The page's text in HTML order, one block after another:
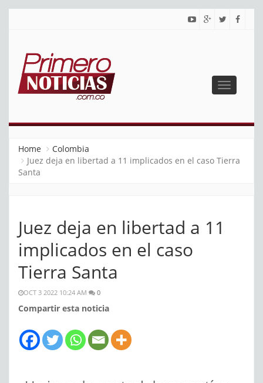
Toggle
Home
Colombia
Juez deja en libertad a 11 implicados en el caso Tierra
Santa
Juez deja en libertad a 11
implicados en el caso
Tierra Santa
OCT 3 2022 10:24 AM 0
Compartir esta noticia